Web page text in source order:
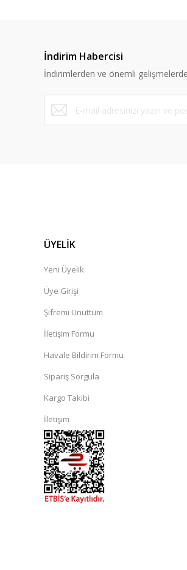
İndirim Habercisi
İndirimlerden ve önemli
ÜYELİK
Yeni Üyelik
Üye Girişi
Şifremi Unuttum
İletişim Formu
Havale Bildirim Formu
Sipariş Sorgula
Kargo Takibi
İletişim